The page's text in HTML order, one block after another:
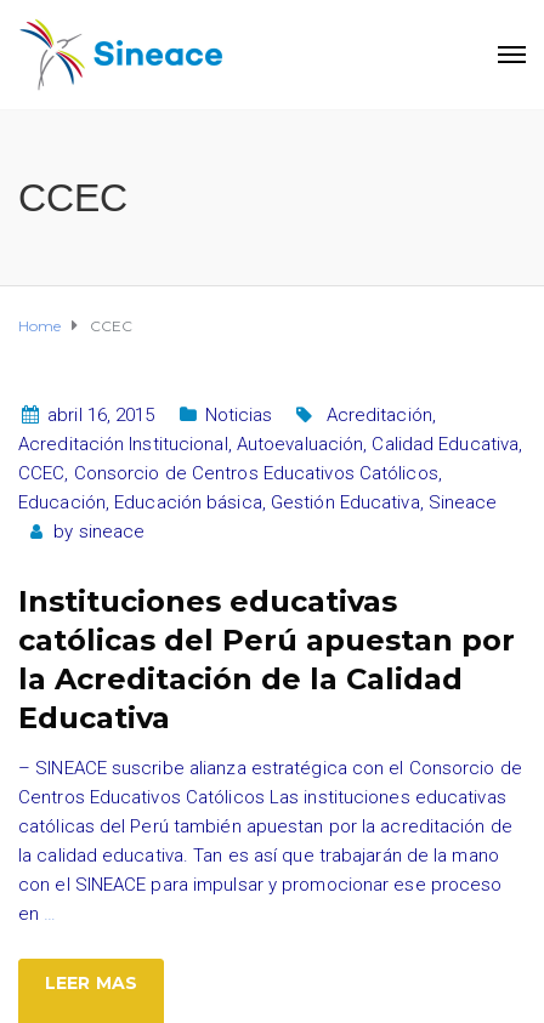
CCEC
Home CCEC
abril 16, 2015 Noticias Acreditación,
Acreditación Institucional, Autoevaluación, Calidad Educativa,
CCEC, Consorcio de Centros Educativos Católicos,
Educación, Educación básica, Gestión Educativa, Sineace
by sineace
Instituciones educativas
católicas del Perú apuestan por
la Acreditación de la Calidad
Educativa
– SINEACE suscribe alianza estratégica con el Consorcio de
Centros Educativos Católicos Las instituciones educativas
católicas del Perú también apuestan por la acreditación de
la calidad educativa. Tan es así que trabajarán de la mano
con el SINEACE para impulsar y promocionar ese proceso
en …
LEER MAS